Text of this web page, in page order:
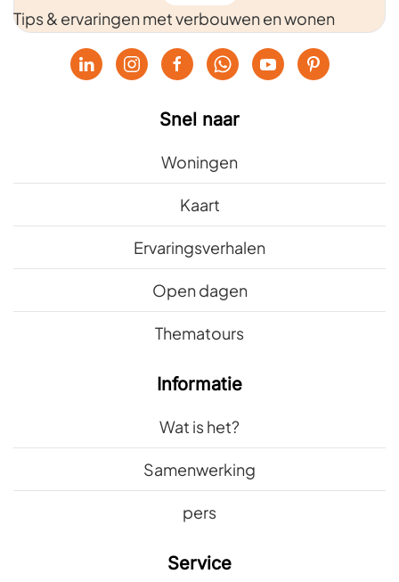
Tips & ervaringen met verbouwen en wonen
Snel naar
Woningen
Kaart
Ervaringsverhalen
Open dagen
Thematours
Informatie
Wat is het?
Samenwerking
pers
Service